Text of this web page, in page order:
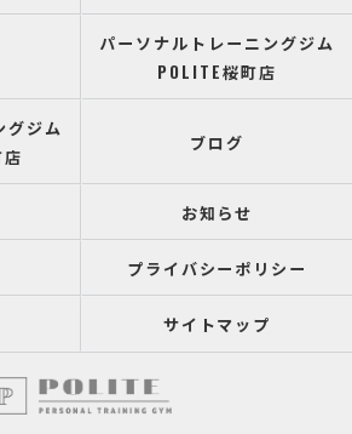
パーソナルトレーニングジム
POLITE桜町店
グジム
ブログ
お知らせ
プライバシーポリシー
サイトマップ